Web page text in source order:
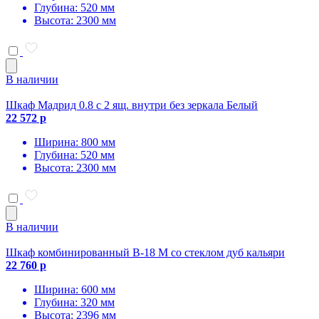
Глубина: 520 мм
Высота: 2300 мм
В наличии
Шкаф Мадрид 0.8 с 2 ящ. внутри без зеркала Белый
22 572 р
Ширина: 800 мм
Глубина: 520 мм
Высота: 2300 мм
В наличии
Шкаф комбинированный В-18 М со стеклом дуб кальяри
22 760 р
Ширина: 600 мм
Глубина: 320 мм
Высота: 2396 мм